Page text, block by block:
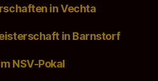
in Vechta
in Barnstorf
NSV-Pokal